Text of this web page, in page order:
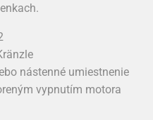
nástenné umiestnenie
vypnutím motora